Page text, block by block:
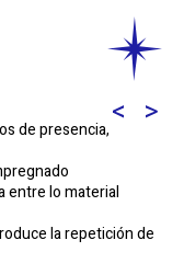
de presencia,
entre lo material
la repetición de